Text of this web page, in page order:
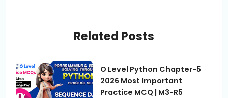
Related Posts
O Level Python Chapter-5
2026 Most Important
Practice MCQ | M3-R5